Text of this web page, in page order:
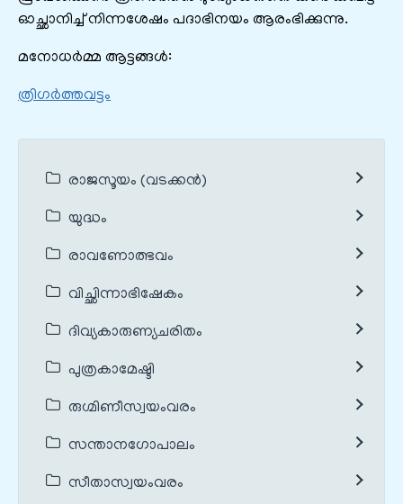
ഓച്ഛാനിച്ച് നിന്നശേഷം പദാഭിനയം ആരംഭിക്കുന്നു.
മനോധർമ്മ ആട്ടങ്ങൾ:
ത്രിഗർത്തവട്ടം
രാജസൂയം (വടക്കൻ)
യുദ്ധം
രാവണോത്ഭവം
വിച്ഛിന്നാഭിഷേകം
ദിവ്യകാരുണ്യചരിതം
പുത്രകാമേഷ്ടി
രുഗ്മിണീസ്വയംവരം
സന്താനഗോപാലം
സീതാസ്വയംവരം